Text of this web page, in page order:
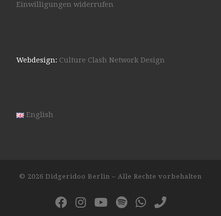
Einwilligungen widerrufen
Webdesign: Culture Clash Network Design
English
© 2026 Didgeridoo Berlin – Alle Rechte vorbehalten